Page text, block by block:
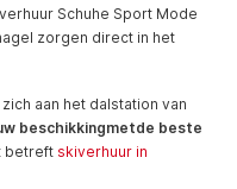
Schuhe Sport Mode
zorgen direct in het
aan het dalstation van
beschikkingmetde beste
betreft skiverhuur in